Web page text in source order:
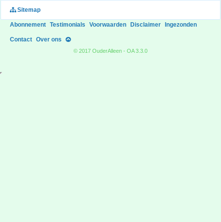
Sitemap
Abonnement Testimonials Voorwaarden Disclaimer Ingezonden
Contact Over ons
© 2017 OuderAlleen - OA 3.3.0